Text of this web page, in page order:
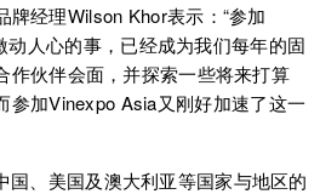
牌经理Wilson Khor表示：“参加
人心的事，已经成为我们每年的固
作伙伴会面，并探索一些将来打算
参加Vinexpo Asia又刚好加速了这一
国、美国及澳大利亚等国家与地区的